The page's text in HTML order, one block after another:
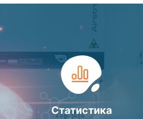
Статистика